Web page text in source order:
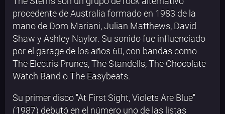
procedente de Australia formado en 1983 de la
mano de Dom Mariani, Julian Matthews, David
Shaw y Ashley Naylor. Su sonido fue influenciado
por el garage de los años 60, con bandas como
The Electris Prunes, The Standells, The Chocolate
Watch Band o The Easybeats.
Su primer disco ''At First Sight, Violets Are Blue''
(1987) debutó en el número uno de las listas